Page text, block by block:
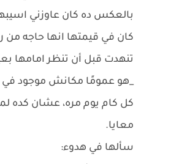
بالعكس ده كان عاوزني
كان في قيمتها انها حاجه من
تنهدت قبل أن تنظر امامها
_هو عمومًا مكانش موجود في
كل كام يوم مره، عشان كده
معايا.
سألها في هدوء: